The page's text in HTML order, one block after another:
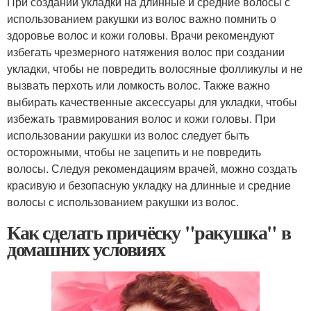
использованием ракушки из волос важно помнить о
здоровье волос и кожи головы. Врачи рекомендуют
избегать чрезмерного натяжения волос при создании
укладки, чтобы не повредить волосяные фолликулы и не
вызвать перхоть или ломкость волос. Также важно
выбирать качественные аксессуары для укладки, чтобы
избежать травмирования волос и кожи головы. При
использовании ракушки из волос следует быть
осторожными, чтобы не зацепить и не повредить
волосы. Следуя рекомендациям врачей, можно создать
красивую и безопасную укладку на длинные и средние
волосы с использованием ракушки из волос.
Как сделать причёску "ракушка" в
домашних условиях